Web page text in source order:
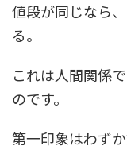
値段が同じなら
る。
これは人間関係
のです。
第一印象はわず